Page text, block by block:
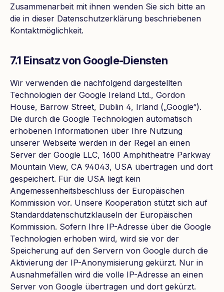
Zusammenarbeit mit ihnen wenden Sie sich bitte an
die in dieser Datenschutzerklärung beschriebenen
Kontaktmöglichkeit.
7.1 Einsatz von Google-Diensten
Wir verwenden die nachfolgend dargestellten
Technologien der Google Ireland Ltd., Gordon
House, Barrow Street, Dublin 4, Irland („Google“).
Die durch die Google Technologien automatisch
erhobenen Informationen über Ihre Nutzung
unserer Webseite werden in der Regel an einen
Server der Google LLC, 1600 Amphitheatre Parkway
Mountain View, CA 94043, USA übertragen und dort
gespeichert. Für die USA liegt kein
Angemessenheitsbeschluss der Europäischen
Kommission vor. Unsere Kooperation stützt sich auf
Standarddatenschutzklauseln der Europäischen
Kommission. Sofern Ihre IP-Adresse über die Google
Technologien erhoben wird, wird sie vor der
Speicherung auf den Servern von Google durch die
Aktivierung der IP-Anonymisierung gekürzt. Nur in
Ausnahmefällen wird die volle IP-Adresse an einen
Server von Google übertragen und dort gekürzt.